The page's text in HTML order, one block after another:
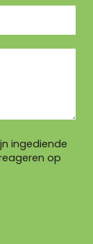
ingediende
op